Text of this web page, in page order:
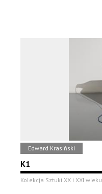
Edward Krasiński
K1
Kolekcja Sztuki XX i XXI wieku